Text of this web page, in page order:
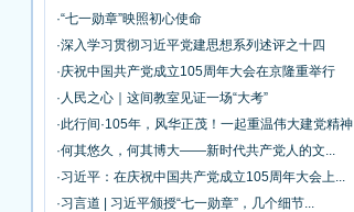
·“七一勋章”映照初心使命
·深入学习贯彻习近平党建思想系列述评之十四
·庆祝中国共产党成立105周年大会在京隆重举行
·人民之心｜这间教室见证一场“大考”
·此行间·105年，风华正茂！一起重温伟大建党精神
·何其悠久，何其博大——新时代共产党人的文...
·习近平：在庆祝中国共产党成立105周年大会上...
·习言道 | 习近平颁授“七一勋章”，几个细节...